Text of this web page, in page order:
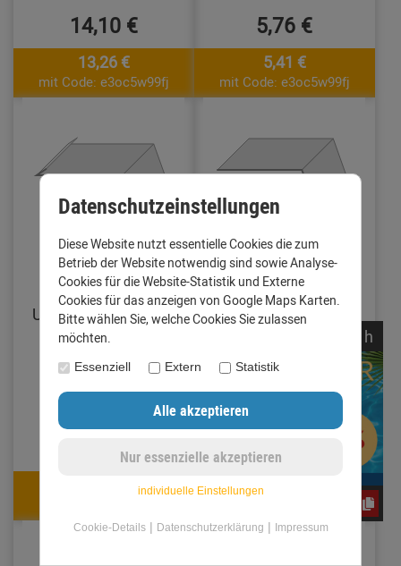
14,10 €
13,26 €
mit Code: e3oc5w99fj
5,76 €
5,41 €
mit Code: e3oc5w99fj
Traufblech mit
Umschlag Zuschnitt
200 mm Länge 1
Meter Aluminium
walzblank 0,8 mm
(Standard)
12,11 €
Traufblech ohne
Umschlag Zuschnitt
Meter Aluminium
walzblank 0,8 mm
10,92 €
10,27 €
h
Datenschutzeinstellungen
Diese Website nutzt essentielle Cookies die zum
Betrieb der Website notwendig sind sowie Analyse-
Cookies für die Website-Statistik und Externe
Cookies für das anzeigen von Google Maps Karten.
Bitte wählen Sie, welche Cookies Sie zulassen
möchten.
Essenziell Extern Statistik
individuelle Einstellungen
Cookie-Details| Datenschutzerklärung | Impressum